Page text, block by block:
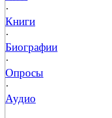
·
Книги
·
Биографии
·
Опросы
·
Аудио